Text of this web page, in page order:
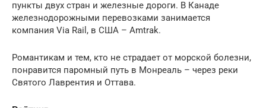
пункты двух стран и железные дороги. В Канаде
железнодорожными перевозками занимается
компания Via Rail, в США – Amtrak.
Романтикам и тем, кто не страдает от морской болезни,
понравится паромный путь в Монреаль – через реки
Святого Лаврентия и Оттава.